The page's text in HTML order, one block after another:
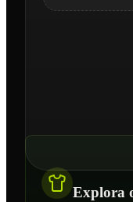
Explora